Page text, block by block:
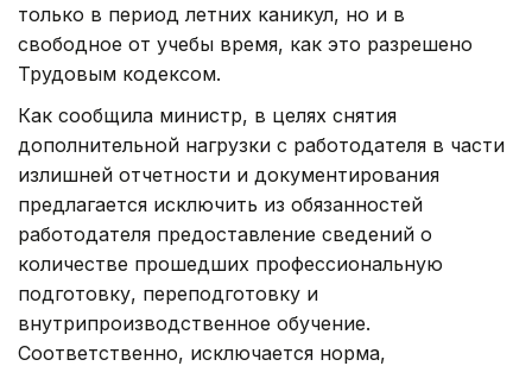
только в период летних каникул, но и в
свободное от учебы время, как это разрешено
Трудовым кодексом.
Как сообщила министр, в целях снятия
дополнительной нагрузки с работодателя в части
излишней отчетности и документирования
предлагается исключить из обязанностей
работодателя предоставление сведений о
количестве прошедших профессиональную
подготовку, переподготовку и
внутрипроизводственное обучение.
Соответственно, исключается норма,